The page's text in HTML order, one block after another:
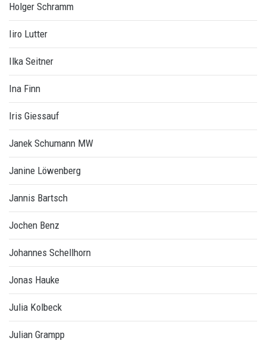
Holger Schramm
Iiro Lutter
Ilka Seitner
Ina Finn
Iris Giessauf
Janek Schumann MW
Janine Löwenberg
Jannis Bartsch
Jochen Benz
Johannes Schellhorn
Jonas Hauke
Julia Kolbeck
Julian Grampp